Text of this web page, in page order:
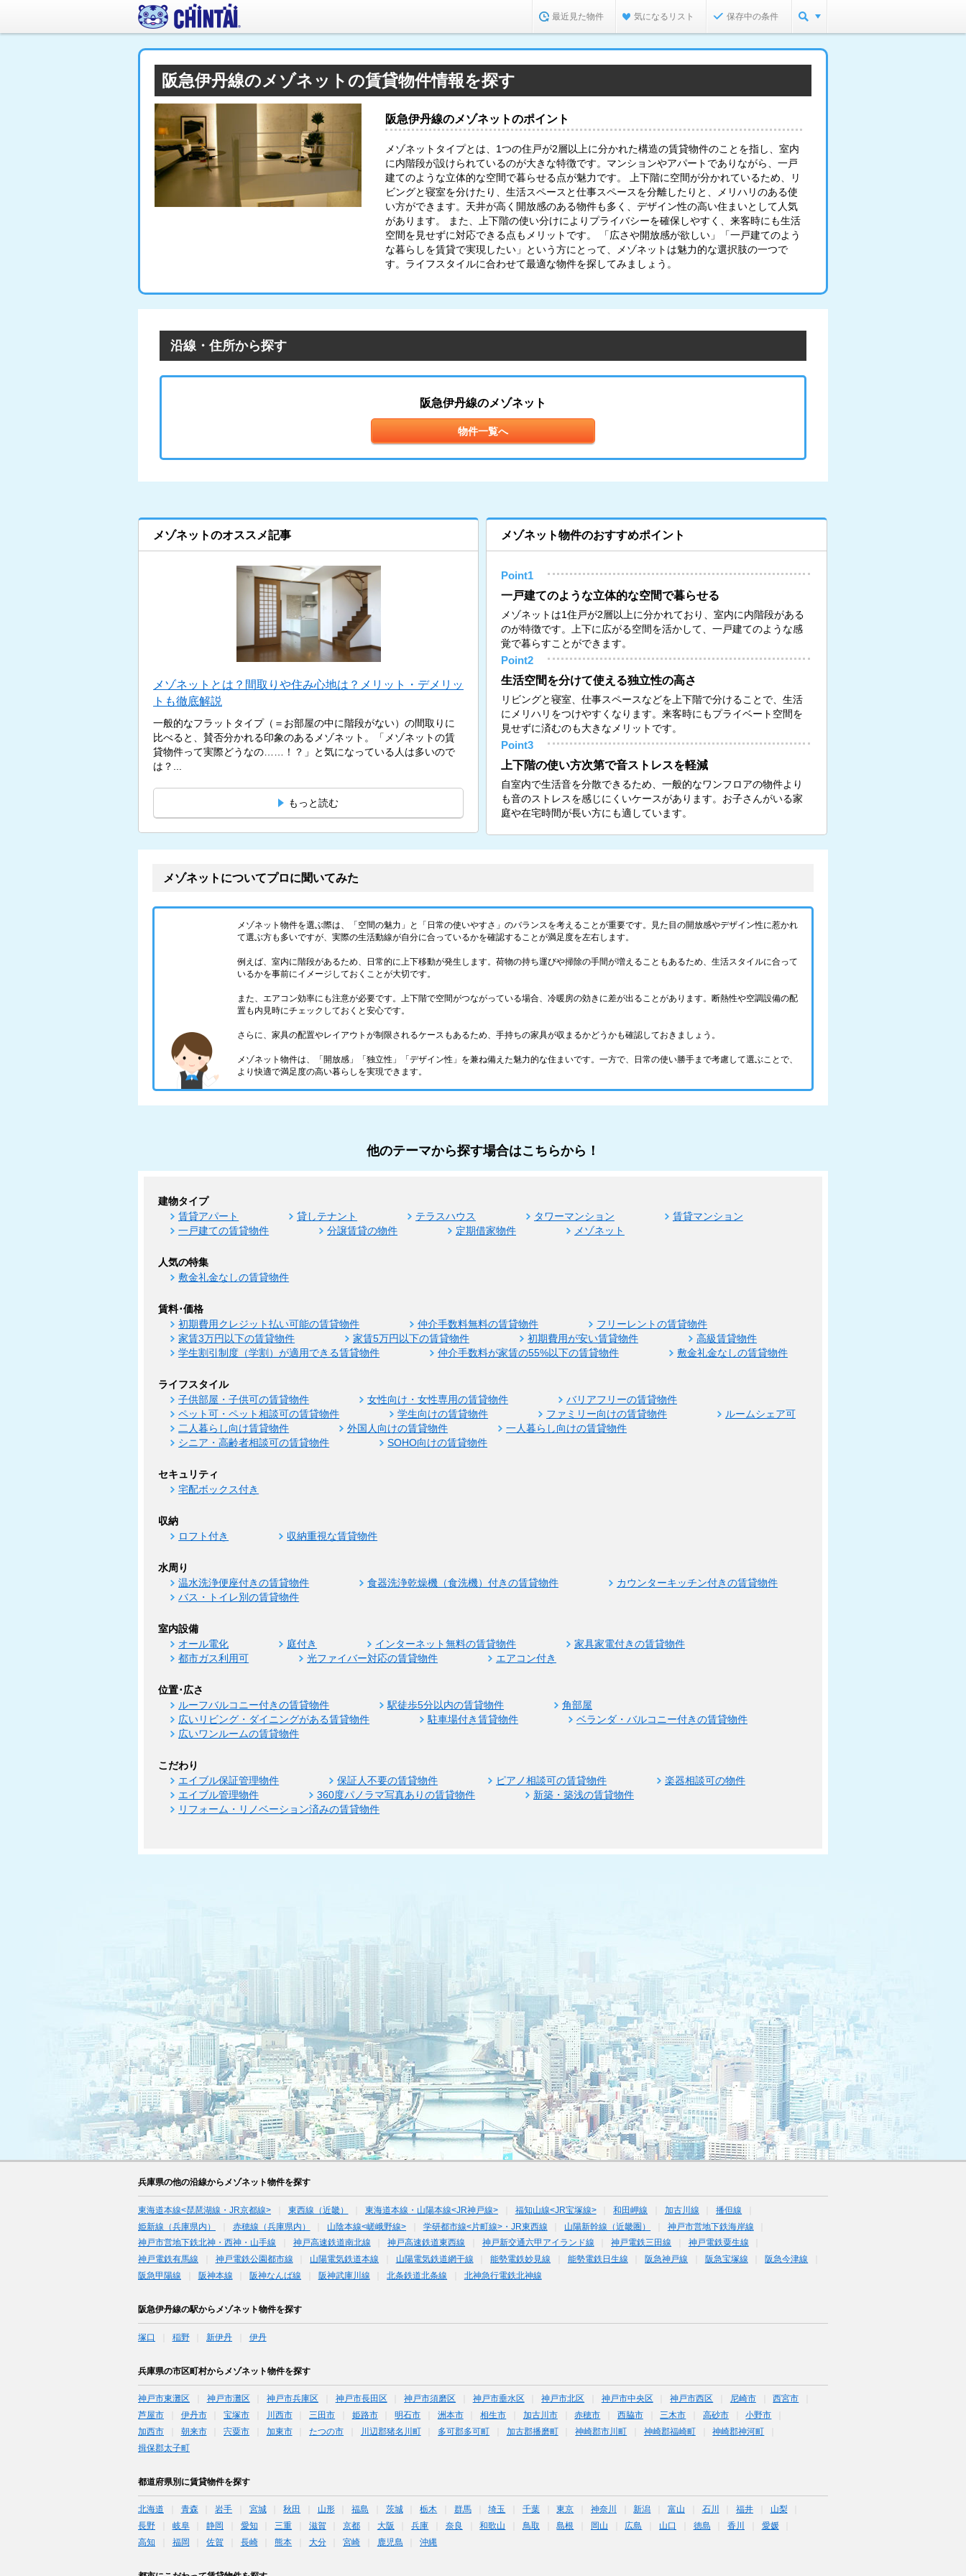
最近見た物件 気になるリスト 保存中の条件
阪急伊丹線のメゾネットの賃貸物件情報を探す
阪急伊丹線のメゾネットのポイント
メゾネットタイプとは、1つの住戸が2層以上に分かれた構造の賃貸物件のことを指し、室内
に内階段が設けられているのが大きな特徴です。マンションやアパートでありながら、一戸
建てのような立体的な空間で暮らせる点が魅力です。 上下階に空間が分かれているため、リ
ビングと寝室を分けたり、生活スペースと仕事スペースを分離したりと、メリハリのある使
い方ができます。天井が高く開放感のある物件も多く、デザイン性の高い住まいとして人気
があります。 また、上下階の使い分けによりプライバシーを確保しやすく、来客時にも生活
空間を見せずに対応できる点もメリットです。 「広さや開放感が欲しい」「一戸建てのよう
な暮らしを賃貸で実現したい」という方にとって、メゾネットは魅力的な選択肢の一つで
す。ライフスタイルに合わせて最適な物件を探してみましょう。
沿線・住所から探す
阪急伊丹線のメゾネット
物件一覧へ
メゾネットのオススメ記事
メゾネットとは？間取りや住み心地は？メリット・デメリッ
トも徹底解説
一般的なフラットタイプ（＝お部屋の中に階段がない）の間取りに
比べると、賛否分かれる印象のあるメゾネット。「メゾネットの賃
貸物件って実際どうなの……！？」と気になっている人は多いので
は？...
もっと読む
メゾネット物件のおすすめポイント
Point1
一戸建てのような立体的な空間で暮らせる
メゾネットは1住戸が2層以上に分かれており、室内に内階段がある
のが特徴です。上下に広がる空間を活かして、一戸建てのような感
覚で暮らすことができます。
Point2
生活空間を分けて使える独立性の高さ
リビングと寝室、仕事スペースなどを上下階で分けることで、生活
にメリハリをつけやすくなります。来客時にもプライベート空間を
見せずに済むのも大きなメリットです。
Point3
上下階の使い方次第で音ストレスを軽減
自室内で生活音を分散できるため、一般的なワンフロアの物件より
も音のストレスを感じにくいケースがあります。お子さんがいる家
庭や在宅時間が長い方にも適しています。
メゾネットについてプロに聞いてみた
メゾネット物件を選ぶ際は、「空間の魅力」と「日常の使いやすさ」のバランスを考えることが重要です。見た目の開放感やデザイン性に惹かれ
て選ぶ方も多いですが、実際の生活動線が自分に合っているかを確認することが満足度を左右します。
例えば、室内に階段があるため、日常的に上下移動が発生します。荷物の持ち運びや掃除の手間が増えることもあるため、生活スタイルに合って
いるかを事前にイメージしておくことが大切です。
また、エアコン効率にも注意が必要です。上下階で空間がつながっている場合、冷暖房の効きに差が出ることがあります。断熱性や空調設備の配
置も内見時にチェックしておくと安心です。
さらに、家具の配置やレイアウトが制限されるケースもあるため、手持ちの家具が収まるかどうかも確認しておきましょう。
メゾネット物件は、「開放感」「独立性」「デザイン性」を兼ね備えた魅力的な住まいです。一方で、日常の使い勝手まで考慮して選ぶことで、
より快適で満足度の高い暮らしを実現できます。
他のテーマから探す場合はこちらから！
建物タイプ
賃貸アパート 貸しテナント テラスハウス タワーマンション
賃貸マンション
一戸建ての賃貸物件
分譲賃貸の物件 定期借家物件 メゾネット
人気の特集
敷金礼金なしの賃貸物件
賃料･価格
初期費用クレジット払い可能の賃貸物件 仲介手数料無料の賃貸物件
フリーレントの賃貸物件
家賃3万円以下の賃貸物件
家賃5万円以下の賃貸物件 初期費用が安い賃貸物件
高級賃貸物件
学生割引制度（学割）が適用できる賃貸物件
仲介手数料が家賃の55%以下の賃貸物件 敷金礼金なしの賃貸物件
ライフスタイル
子供部屋・子供可の賃貸物件 女性向け・女性専用の賃貸物件
バリアフリーの賃貸物件
ペット可・ペット相談可の賃貸物件
学生向けの賃貸物件 ファミリー向けの賃貸物件
ルームシェア可
二人暮らし向け賃貸物件
外国人向けの賃貸物件
一人暮らし向けの賃貸物件
シニア・高齢者相談可の賃貸物件
SOHO向けの賃貸物件
セキュリティ
宅配ボックス付き
収納
ロフト付き 収納重視な賃貸物件
水周り
温水洗浄便座付きの賃貸物件 食器洗浄乾燥機（食洗機）付きの賃貸物件
カウンターキッチン付きの賃貸物件
バス・トイレ別の賃貸物件
室内設備
オール電化 庭付き インターネット無料の賃貸物件
家具家電付きの賃貸物件
都市ガス利用可
光ファイバー対応の賃貸物件 エアコン付き
位置･広さ
ルーフバルコニー付きの賃貸物件 駅徒歩5分以内の賃貸物件
角部屋
広いリビング・ダイニングがある賃貸物件
駐車場付き賃貸物件
ベランダ・バルコニー付きの賃貸物件
広いワンルームの賃貸物件
こだわり
エイブル保証管理物件 保証人不要の賃貸物件 ピアノ相談可の賃貸物件
楽器相談可の物件
エイブル管理物件
360度パノラマ写真ありの賃貸物件
新築・築浅の賃貸物件
リフォーム・リノベーション済みの賃貸物件
兵庫県の他の沿線からメゾネット物件を探す
東海道本線<琵琶湖線・JR京都線> 東西線（近畿） 東海道本線・山陽本線<JR神戸線> 福知山線<JR宝塚線> 和田岬線 加古川線
播但線
姫新線（兵庫県内）
赤穂線（兵庫県内） 山陰本線<嵯峨野線> 学研都市線<片町線>・JR東西線 山陽新幹線（近畿圏）
神戸市営地下鉄海岸線
神戸市営地下鉄北神・西神・山手線
神戸高速鉄道南北線 神戸高速鉄道東西線 神戸新交通六甲アイランド線 神戸電鉄三田線
神戸電鉄粟生線
神戸電鉄有馬線
神戸電鉄公園都市線 山陽電気鉄道本線 山陽電気鉄道網干線 能勢電鉄妙見線 能勢電鉄日生線 阪急神戸線 阪急宝塚線
阪急今津線
阪急甲陽線
阪神本線 阪神なんば線 阪神武庫川線 北条鉄道北条線 北神急行電鉄北神線
阪急伊丹線の駅からメゾネット物件を探す
塚口 稲野 新伊丹 伊丹
兵庫県の市区町村からメゾネット物件を探す
神戸市東灘区 神戸市灘区 神戸市兵庫区 神戸市長田区 神戸市須磨区 神戸市垂水区 神戸市北区 神戸市中央区 神戸市西区 尼崎市
西宮市
芦屋市
伊丹市 宝塚市 川西市 三田市 姫路市 明石市 洲本市 相生市 加古川市 赤穂市 西脇市 三木市 高砂市
小野市
加西市
朝来市 宍粟市 加東市 たつの市 川辺郡猪名川町 多可郡多可町 加古郡播磨町 神崎郡市川町 神崎郡福崎町
神崎郡神河町
揖保郡太子町
都道府県別に賃貸物件を探す
北海道 青森 岩手 宮城 秋田 山形 福島 茨城 栃木 群馬 埼玉 千葉 東京 神奈川 新潟 富山 石川 福井
山梨
長野
岐阜 静岡 愛知 三重 滋賀 京都 大阪 兵庫 奈良 和歌山 鳥取 島根 岡山 広島 山口 徳島 香川
愛媛
高知
福岡 佐賀 長崎 熊本 大分 宮崎 鹿児島 沖縄